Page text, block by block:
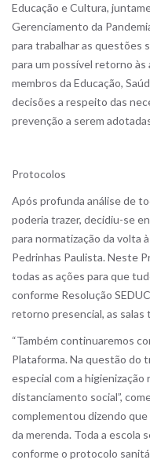
Educação e Cultura,
Gerenciamento da
para trabalhar as questões
para um possível retorno
membros da Educação,
decisões a respeito das
prevenção a serem
Protocolos
Após profunda análise de
poderia trazer, decidiu-se
para normatização da volta
Pedrinhas Paulista. Neste
todas as ações para que
conforme Resolução
retorno presencial, as salas
“Também continuaremos
Plataforma. Na questão do
especial com a
distanciamento social”,
complementou dizendo
da merenda. Toda a escola
conforme o protocolo